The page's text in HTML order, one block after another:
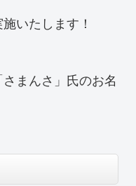
いたします！
まんさ」氏のお名